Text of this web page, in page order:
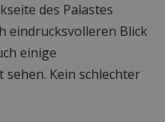
des Palastes
eindrucksvolleren Blick
einige
Kein schlechter